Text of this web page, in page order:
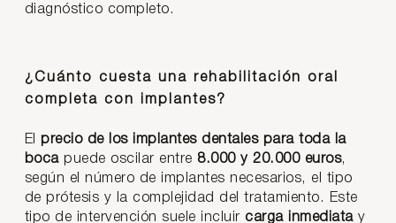
diagnóstico completo.
¿Cuánto cuesta una rehabilitación oral
completa con implantes?
El precio de los implantes dentales para toda la
bocapuede oscilar entre 8.000 y 20.000 euros,
según el número de implantes necesarios, el tipo
de prótesis y la complejidad del tratamiento. Este
tipo de intervención suele incluir carga inmediatay